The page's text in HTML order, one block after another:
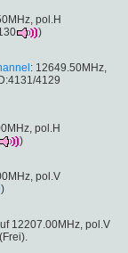
pol.H
)
: 12649.50MHz,
4129
pol.H
)
pol.V
)
12207.00MHz, pol.V
(Frei).